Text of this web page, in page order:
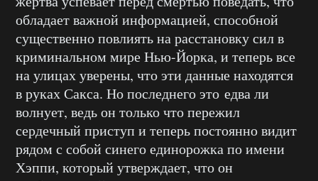
обладает важной информацией, способной
существенно повлиять на расстановку сил в
криминальном мире Нью-Йорка, и теперь все
на улицах уверены, что эти данные находятся
в руках Сакса. Но последнего это едва ли
волнует, ведь он только что пережил
сердечный приступ и теперь постоянно видит
рядом с собой синего единорожка по имени
Хэппи, который утверждает, что он